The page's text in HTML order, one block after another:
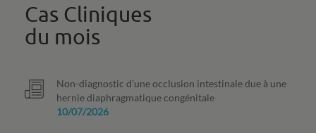
Cas Cliniques
du mois
Non-diagnostic d’une occlusion intestinale due à une
hernie diaphragmatique congénitale
10/07/2026